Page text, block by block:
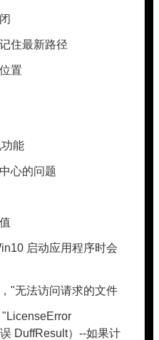
住最新路径
置
能
心的问题
启动应用程序时会
"无法访问请求的文件
DuffResult）--如果计